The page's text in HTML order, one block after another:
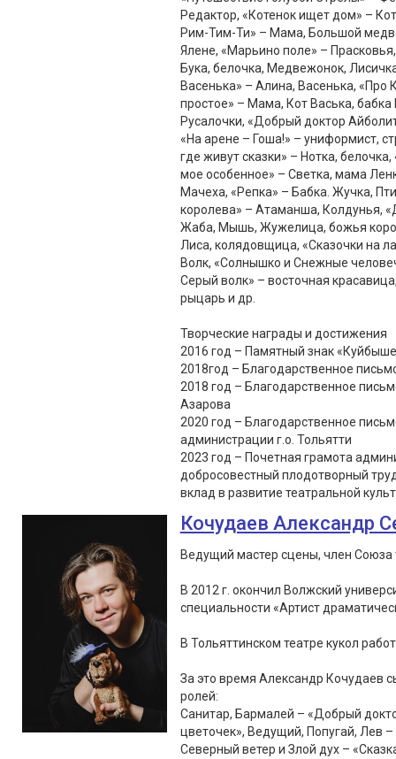
Редактор, «Котенок ищет дом» –
Рим-Тим-Ти» – Мама, Большой
Ялене, «Марьино поле» –
Бука, белочка, Медвежонок,
Васенька» – Алина, Васенька, «Про
простое» – Мама, Кот Васька,
Русалочки, «Добрый доктор
«На арене – Гоша!» – униформист,
где живут сказки» – Нотка,
мое особенное» – Светка, мама
Мачеха, «Репка» – Бабка. Жучка,
королева» – Атаманша, Колдунья,
Жаба, Мышь, Жужелица, божья
Лиса, колядовщица, «Сказочки на
Волк, «Солнышко и Снежные
Серый волк» – восточная
рыцарь и др.
Творческие награды и достижения
2016 год – Памятный знак
2018год – Благодарственное
2018 год – Благодарственное
Азарова
2020 год – Благодарственное
администрации г.о. Тольятти
2023 год – Почетная грамота
добросовестный плодотворный
вклад в развитие театральной
Кочудаев Александр
Ведущий мастер сцены, член Союза
В 2012 г. окончил Волжский
специальности «Артист
В Тольяттинском театре кукол
За это время Александр Кочудаев
ролей:
Санитар, Бармалей – «Добрый
цветочек», Ведущий, Попугай, Лев
Северный ветер и Злой дух –